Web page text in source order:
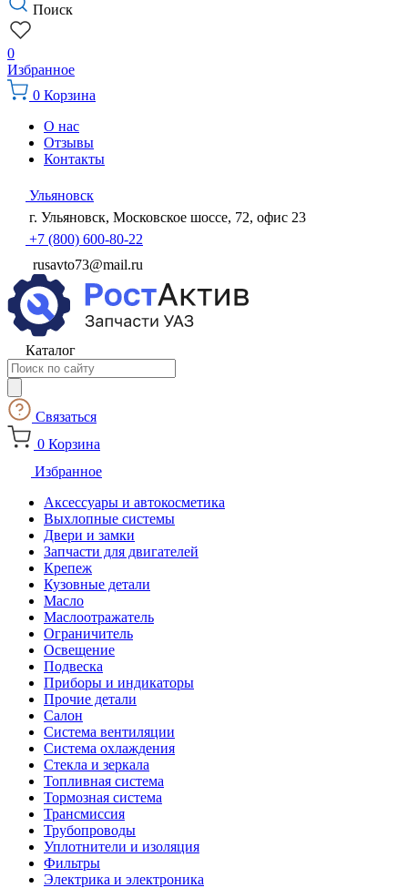
Поиск
0
Избранное
0 Корзина
О нас
Отзывы
Контакты
Ульяновск
г. Ульяновск, Московское шоссе, 72, офис 23
+7 (800) 600-80-22
rusavto73@mail.ru
Каталог
Поиск
товаров
Связаться
0 Корзина
Избранное
Аксессуары и автокосметика
Выхлопные системы
Двери и замки
Запчасти для двигателей
Крепеж
Кузовные детали
Масло
Маслоотражатель
Ограничитель
Освещение
Подвеска
Приборы и индикаторы
Прочие детали
Салон
Система вентиляции
Система охлаждения
Стекла и зеркала
Топливная система
Тормозная система
Трансмиссия
Трубопроводы
Уплотнители и изоляция
Фильтры
Электрика и электроника